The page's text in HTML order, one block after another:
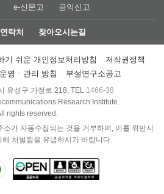
e-신문고 공익신고
락처 찾아오시는길
기 쉬운 개인정보처리방침
저작권정책
영ㆍ관리 방침
부설연구소공고
유성구 가정로 218, TEL 1466-38
Research Institute.
rights reserved.
가 자동수집되는 것을 거부하며, 이를 위반시
해 처벌됨을 유념하시기 바랍니다.